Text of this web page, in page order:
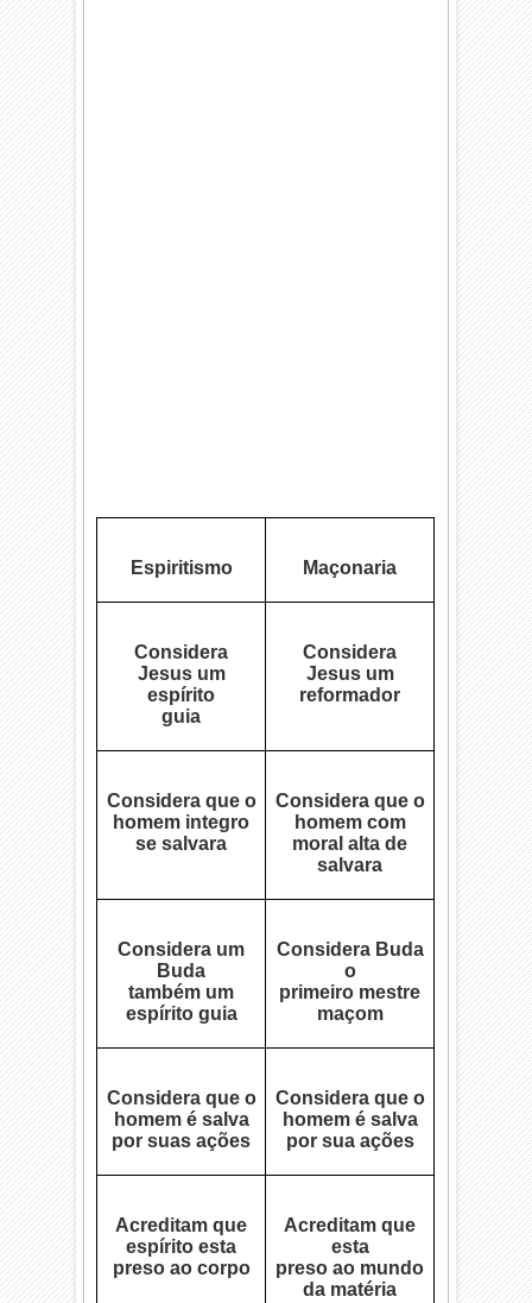
Espiritismo Maçonaria
Considera
Jesus um
espírito
guia
Considera
Jesus um
reformador
Considera que o
homem integro
se salvara
Considera que o
homem com
moral alta de
salvara
Considera um
Buda
também um
espírito guia
Considera Buda
o
primeiro mestre
maçom
Considera que o
homem é salva
por suas ações
Considera que o
homem é salva
por sua ações
Acreditam que
espírito esta
preso ao corpo
Acreditam que
esta
preso ao mundo
da matéria